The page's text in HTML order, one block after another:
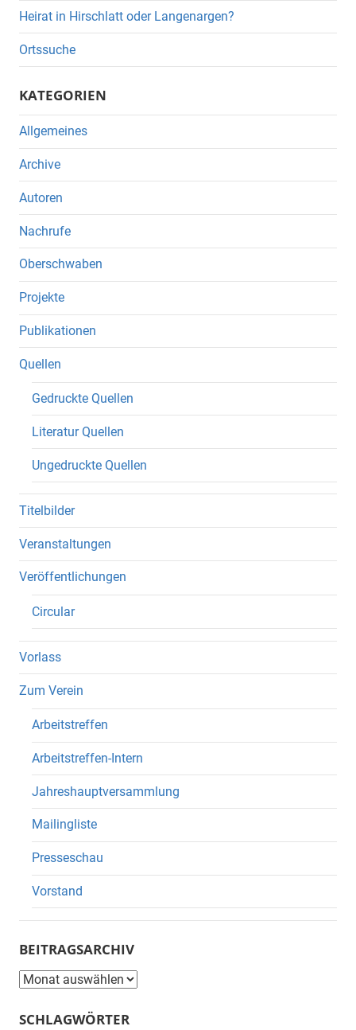
Heirat in Hirschlatt oder Langenargen?
Ortssuche
KATEGORIEN
Allgemeines
Archive
Autoren
Nachrufe
Oberschwaben
Projekte
Publikationen
Quellen
Gedruckte Quellen
Literatur Quellen
Ungedruckte Quellen
Titelbilder
Veranstaltungen
Veröffentlichungen
Circular
Vorlass
Zum Verein
Arbeitstreffen
Arbeitstreffen-Intern
Jahreshauptversammlung
Mailingliste
Presseschau
Vorstand
BEITRAGSARCHIV
Beitragsarchiv
SCHLAGWÖRTER